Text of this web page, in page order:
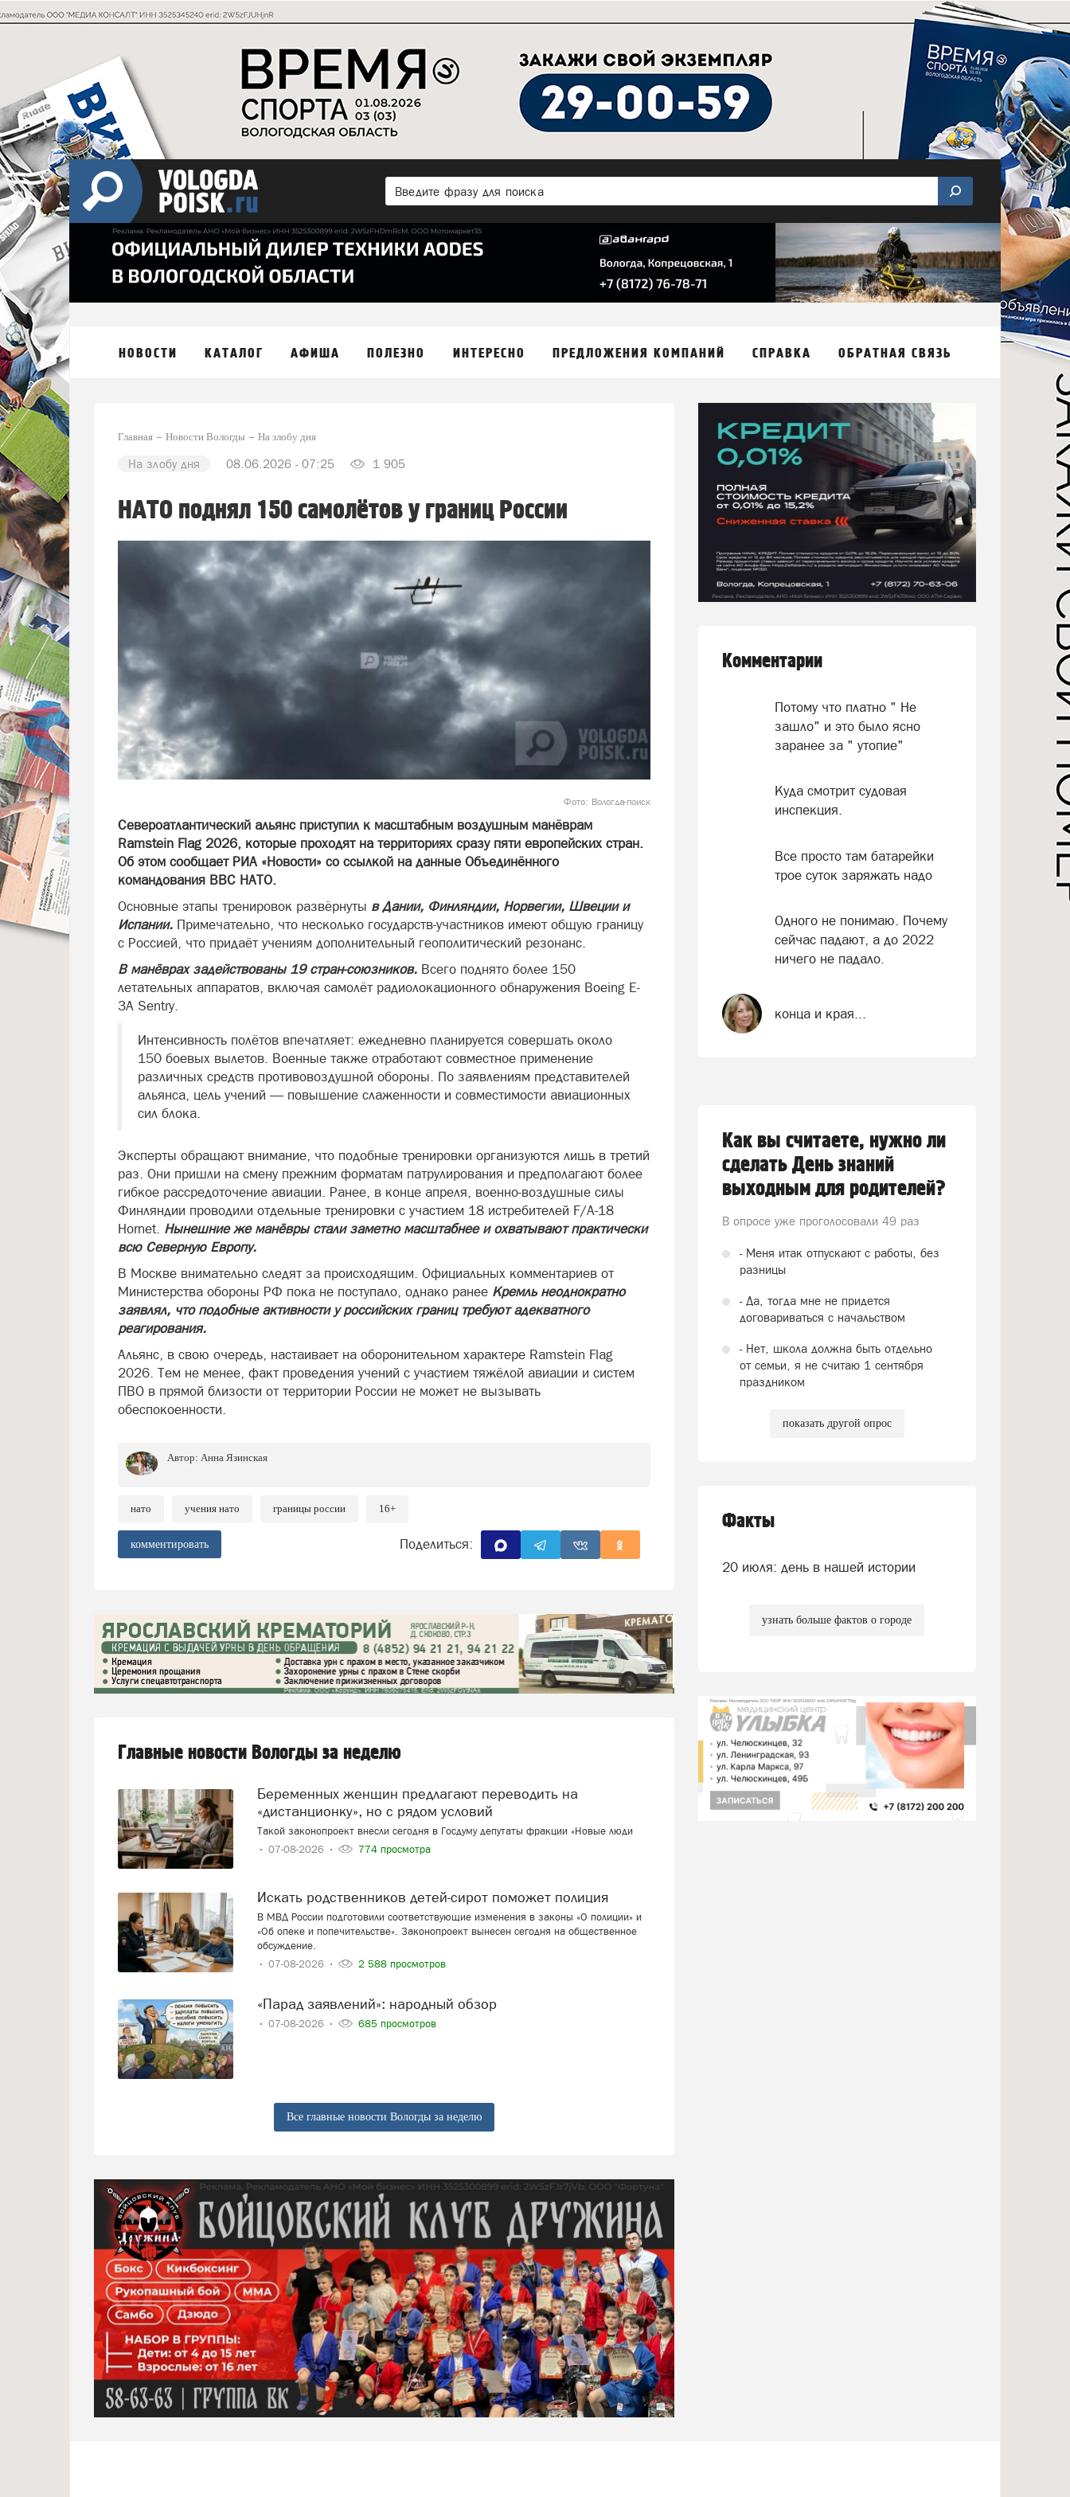
НОВОСТИ КАТАЛОГ АФИША ПОЛЕЗНО ИНТЕРЕСНО ПРЕДЛОЖЕНИЯ КОМПАНИЙ СПРАВКА ОБРАТНАЯ СВЯЗЬ
Главная Новости Вологды На злобу дня
На злобу дня 08.06.2026 - 07:25 1 905
НАТО поднял 150 самолётов у границ России
Фото: Вологда-поиск
Североатлантический альянс приступил к масштабным воздушным манёврам
Ramstein Flag 2026, которые проходят на территориях сразу пяти европейских стран.
Об этом сообщает РИА «Новости» со ссылкой на данные Объединённого
командования ВВС НАТО.
Основные этапы тренировок развёрнуты в Дании, Финляндии, Норвегии, Швеции и
Испании. Примечательно, что несколько государств-участников имеют общую границу
с Россией, что придаёт учениям дополнительный геополитический резонанс.
В манёврах задействованы 19 стран-союзников. Всего поднято более 150
летательных аппаратов, включая самолёт радиолокационного обнаружения Boeing E-
3A Sentry.
Интенсивность полётов впечатляет: ежедневно планируется совершать около
150 боевых вылетов. Военные также отработают совместное применение
различных средств противовоздушной обороны. По заявлениям представителей
альянса, цель учений — повышение слаженности и совместимости авиационных
сил блока.
Эксперты обращают внимание, что подобные тренировки организуются лишь в третий
раз. Они пришли на смену прежним форматам патрулирования и предполагают более
гибкое рассредоточение авиации. Ранее, в конце апреля, военно-воздушные силы
Финляндии проводили отдельные тренировки с участием 18 истребителей F/A-18
Hornet. Нынешние же манёвры стали заметно масштабнее и охватывают практически
всю Северную Европу.
В Москве внимательно следят за происходящим. Официальных комментариев от
Министерства обороны РФ пока не поступало, однако ранее Кремль неоднократно
заявлял, что подобные активности у российских границ требуют адекватного
реагирования.
Альянс, в свою очередь, настаивает на оборонительном характере Ramstein Flag
2026. Тем не менее, факт проведения учений с участием тяжёлой авиации и систем
ПВО в прямой близости от территории России не может не вызывать
обеспокоенности.
Автор: Анна Язинская
нато учения нато границы россии 16+
комментировать Поделиться:
Главные новости Вологды за неделю
Беременных женщин предлагают переводить на
«дистанционку», но с рядом условий
Такой законопроект внесли сегодня в Госдуму депутаты фракции «Новые люди
07-08-2026
774 просмотра
Искать родственников детей-сирот поможет полиция
В МВД России подготовили соответствующие изменения в законы «О полиции» и
«Об опеке и попечительстве». Законопроект вынесен сегодня на общественное
обсуждение.
07-08-2026
2 588 просмотров
«Парад заявлений»: народный обзор
07-08-2026 685 просмотров
Все главные новости Вологды за неделю
Комментарии
Потому что платно " Не
зашло" и это было ясно
заранее за " утопие"
Куда смотрит судовая
инспекция.
Все просто там батарейки
трое суток заряжать надо
Одного не понимаю. Почему
сейчас падают, а до 2022
ничего не падало.
конца и края...
Как вы считаете, нужно ли
сделать День знаний
выходным для родителей?
В опросе уже проголосовали 49 раз
- Меня итак отпускают с работы, без
разницы
- Да, тогда мне не придется
договариваться с начальством
- Нет, школа должна быть отдельно
от семьи, я не считаю 1 сентября
праздником
показать другой опрос
Факты
20 июля: день в нашей истории
узнать больше фактов о городе